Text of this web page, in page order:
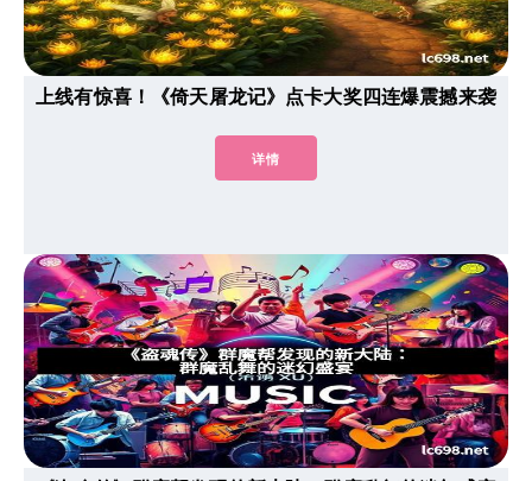
上线有惊喜！《倚天屠龙记》点卡大奖四连爆震撼来袭
详情